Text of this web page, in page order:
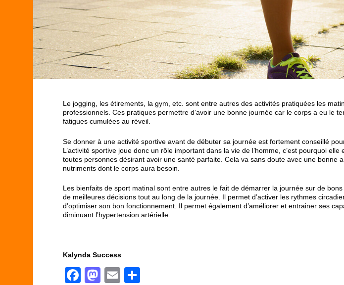
Le jogging, les étirements, la gym, etc. sont entre autres des activités pratiquées les
professionnels. Ces pratiques permettre d’avoir une bonne journée car le corps a eu le
fatigues cumulées au réveil.
Se donner à une activité sportive avant de débuter sa journée est fortement conseillé
L’activité sportive joue donc un rôle important dans la vie de l’homme, c’est pourquoi
toutes personnes désirant avoir une santé parfaite. Cela va sans doute avec une bonne
nutriments dont le corps aura besoin.
Les bienfaits de sport matinal sont entre autres le fait de démarrer la journée sur de
de meilleures décisions tout au long de la journée. Il permet d’activer les rythmes
d’optimiser son bon fonctionnement. Il permet également d’améliorer et entrainer ses
diminuant l’hypertension artérielle.
Kalynda Success
F
M
E